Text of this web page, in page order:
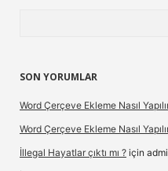
SON YORUMLAR
Word Çerçeve Ekleme Nasıl
Word Çerçeve Ekleme Nasıl
İllegal Hayatlar çıktı mı ? için